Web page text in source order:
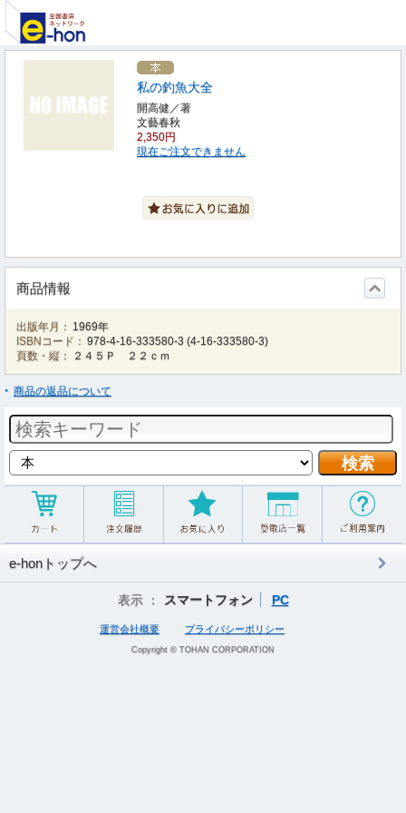
私の釣魚大全
開高健／著
文藝春秋
2,350円
現在ご注文できません
商品情報
出版年月： 1969年
ISBNコード： 978-4-16-333580-3 (4-16-333580-3)
頁数・縦：
２４５Ｐ ２２ｃｍ
商品の返品について
e-honトップへ
表示 ： スマートフォン PC
運営会社概要 プライバシーポリシー
Copyright © TOHAN CORPORATION